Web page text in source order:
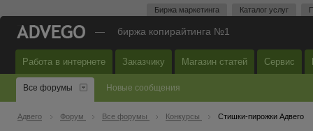
Биржа маркетинга Каталог услуг
— биржа копирайтинга №1
Работа в интернете Заказчику Магазин статей Сервис
Все форумы Новые сообщения
Адвего Форум Все форумы Конкурсы Стишки-пирожки Адвего